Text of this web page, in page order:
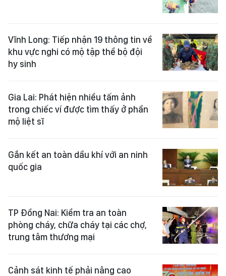
Vĩnh Long: Tiếp nhận 19 thông tin về
khu vực nghi có mộ tập thể bộ đội
hy sinh
Gia Lai: Phát hiện nhiều tấm ảnh
trong chiếc ví được tìm thấy ở phần
mộ liệt sĩ
Gắn kết an toàn dầu khí với an ninh
quốc gia
TP Đồng Nai: Kiểm tra an toàn
phòng cháy, chữa cháy tại các chợ,
trung tâm thương mại
Cảnh sát kinh tế phải nâng cao